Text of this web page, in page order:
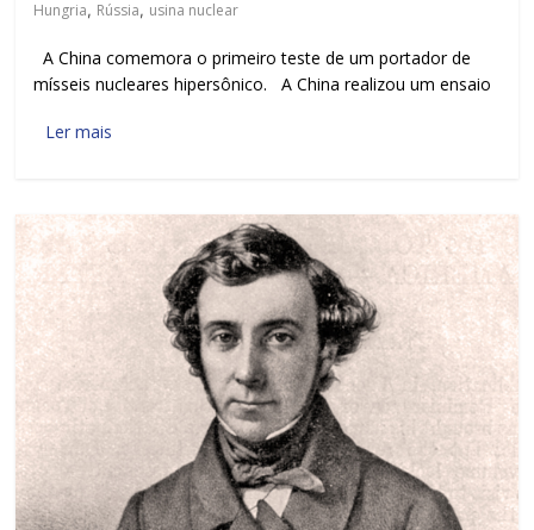
Hungria, Rússia, usina nuclear
A China comemora o primeiro teste de um portador de
mísseis nucleares hipersônico. A China realizou um ensaio
Ler mais